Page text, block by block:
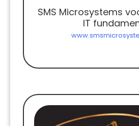
SMS Microsystems
IT